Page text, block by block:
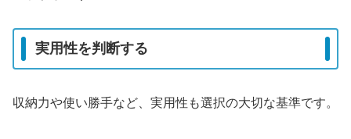
実用性を判断する
収納力や使い勝手など、実用性も選択の大切な基準です。